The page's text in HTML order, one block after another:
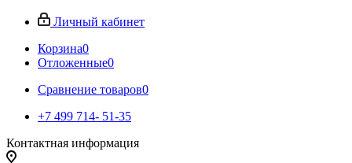
Личный кабинет
Корзина0
Отложенные0
Сравнение товаров0
+7 499 714- 51-35
Контактная информация